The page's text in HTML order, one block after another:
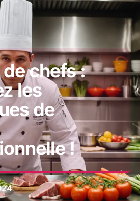
chefs :
les
de
!